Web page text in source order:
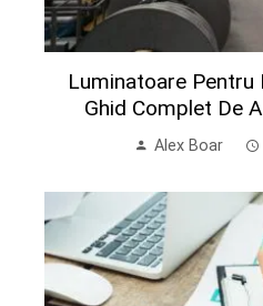
Luminatoare Pentru
Ghid Complet De
Alex Boar